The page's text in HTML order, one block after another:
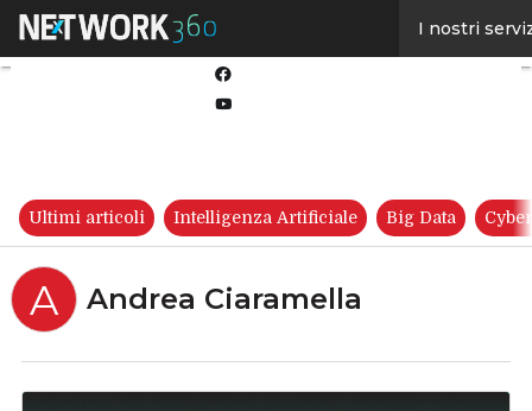
I nostri
Ultimi articoli Intelligenza Artificiale Big Data
A Andrea Ciaramella